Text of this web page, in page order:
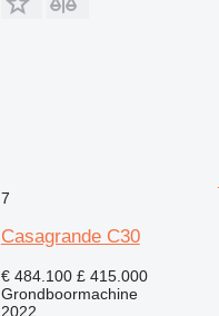
7
Casagrande C30
€ 484.100 £ 415.000
Grondboormachine
2022